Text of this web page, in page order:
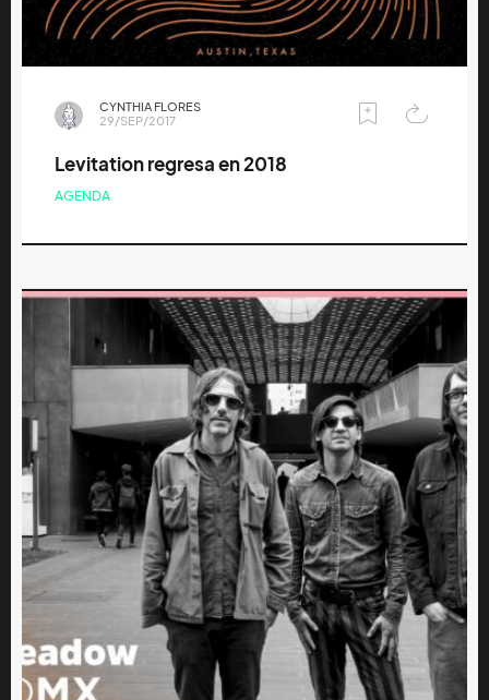
CYNTHIA FLORES
29/SEP/2017
Levitation regresa en 2018
AGENDA